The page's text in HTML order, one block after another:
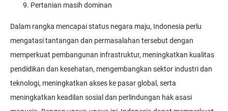
Pertanian masih dominan
Dalam rangka mencapai status negara maju, Indonesia perlu
mengatasi tantangan dan permasalahan tersebut dengan
memperkuat pembangunan infrastruktur, meningkatkan kualitas
pendidikan dan kesehatan, mengembangkan sektor industri dan
teknologi, meningkatkan akses ke pasar global, serta
meningkatkan keadilan sosial dan perlindungan hak asasi